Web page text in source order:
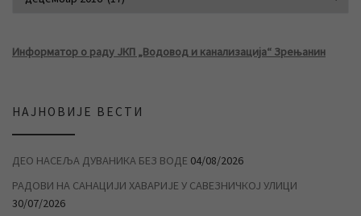
Информатор о раду ЈКП „Водовод и канализација“ Зрењанин
НАЈНОВИЈЕ ВЕСТИ
ДЕО НАСЕЉА ДУВАНИКА БЕЗ ВОДЕ 04/08/2026
РАДОВИ НА САНАЦИЈИ ХАВАРИЈЕ У САВЕЗНИЧКОЈ УЛИЦИ
30/07/2026